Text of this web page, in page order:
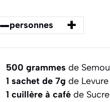
–personnes +
500 grammes de
1 sachet de 7g de
1 cuillère à café de